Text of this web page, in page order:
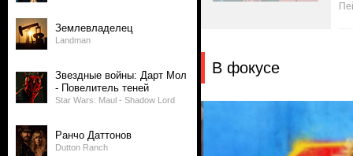
Землевладелец
Landman
Звездные войны: Дарт Мол
- Повелитель теней
Star Wars: Maul - Shadow Lord
Ранчо Даттонов
Dutton Ranch
В фокусе